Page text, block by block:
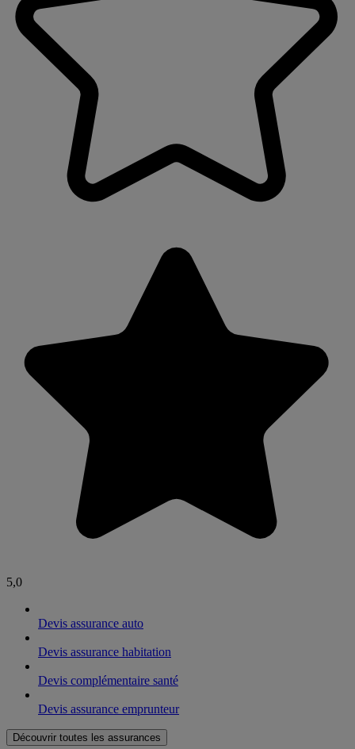
5,0
Devis assurance auto
Devis assurance habitation
Devis complémentaire santé
Devis assurance emprunteur
Découvrir toutes les assurances